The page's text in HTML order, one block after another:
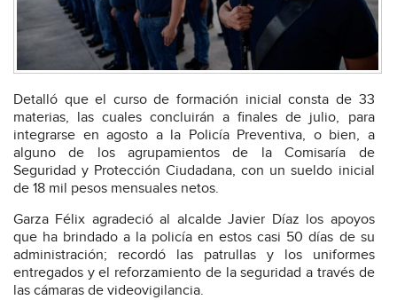
Detalló que el curso de formación inicial consta de 33
materias, las cuales concluirán a finales de julio, para
integrarse en agosto a la Policía Preventiva, o bien, a
alguno de los agrupamientos de la Comisaría de
Seguridad y Protección Ciudadana, con un sueldo inicial
de 18 mil pesos mensuales netos.
Garza Félix agradeció al alcalde Javier Díaz los apoyos
que ha brindado a la policía en estos casi 50 días de su
administración; recordó las patrullas y los uniformes
entregados y el reforzamiento de la seguridad a través de
las cámaras de videovigilancia.